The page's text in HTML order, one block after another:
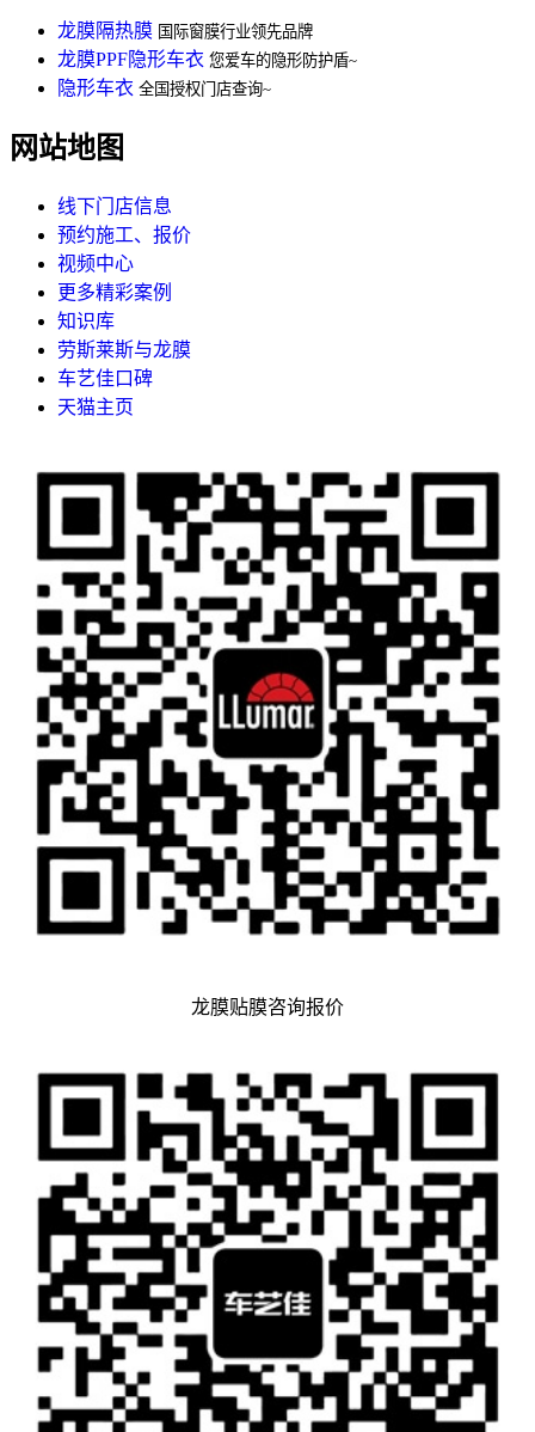
龙膜隔热膜 国际窗膜行业领先品牌
龙膜PPF隐形车衣 您爱车的隐形防护盾~
隐形车衣 全国授权门店查询~
网站地图
线下门店信息
预约施工、报价
视频中心
更多精彩案例
知识库
劳斯莱斯与龙膜
车艺佳口碑
天猫主页
龙膜贴膜咨询报价